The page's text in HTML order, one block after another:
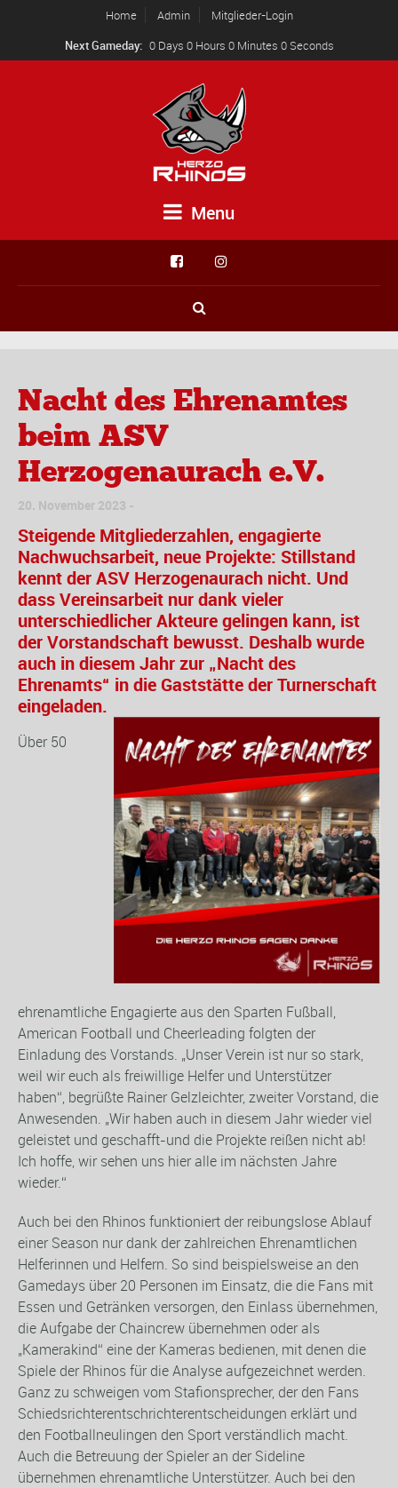
Home Admin
Mitglieder-Login
Next Gameday: 0 Days 0 Hours 0 Minutes 0 Seconds
Menu
Nacht des Ehrenamtes
beim ASV
Herzogenaurach e.V.
20. November 2023
Steigende Mitgliederzahlen, engagierte
Nachwuchsarbeit, neue Projekte: Stillstand
kennt der ASV Herzogenaurach nicht. Und
dass Vereinsarbeit nur dank vieler
unterschiedlicher Akteure gelingen kann, ist
der Vorstandschaft bewusst. Deshalb wurde
auch in diesem Jahr zur „Nacht des
Ehrenamts“ in die Gaststätte der Turnerschaft
eingeladen.
Über 50
ehrenamtliche Engagierte aus den Sparten Fußball,
American Football und Cheerleading folgten der
Einladung des Vorstands. „Unser Verein ist nur so stark,
weil wir euch als freiwillige Helfer und Unterstützer
haben“, begrüßte Rainer Gelzleichter, zweiter Vorstand, die
Anwesenden. „Wir haben auch in diesem Jahr wieder viel
geleistet und geschafft-und die Projekte reißen nicht ab!
Ich hoffe, wir sehen uns hier alle im nächsten Jahre
wieder.“
Auch bei den Rhinos funktioniert der reibungslose Ablauf
einer Season nur dank der zahlreichen Ehrenamtlichen
Helferinnen und Helfern. So sind beispielsweise an den
Gamedays über 20 Personen im Einsatz, die die Fans mit
Essen und Getränken versorgen, den Einlass übernehmen,
die Aufgabe der Chaincrew übernehmen oder als
„Kamerakind“ eine der Kameras bedienen, mit denen die
Spiele der Rhinos für die Analyse aufgezeichnet werden.
Ganz zu schweigen vom Stafionsprecher, der den Fans
Schiedsrichterentschrichterentscheidungen erklärt und
den Footballneulingen den Sport verständlich macht.
Auch die Betreuung der Spieler an der Sideline
übernehmen ehrenamtliche Unterstützer. Auch bei den